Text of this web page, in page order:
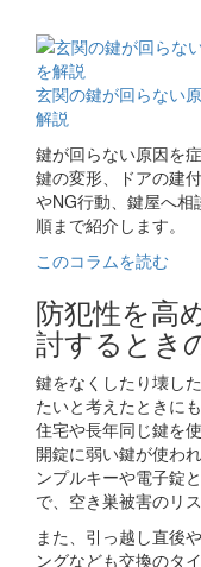
玄関の鍵が回らない
解説
鍵が回らない原因を
鍵の変形、ドアの建
やNG行動、鍵屋へ
順まで紹介します。
このコラムを読む
防犯性を高
討するとき
鍵をなくしたり壊し
たいと考えたときに
住宅や長年同じ鍵を
開錠に弱い鍵が使わ
ンプルキーや電子錠
で、空き巣被害のリ
また、引っ越し直後
ングなども交換のタ